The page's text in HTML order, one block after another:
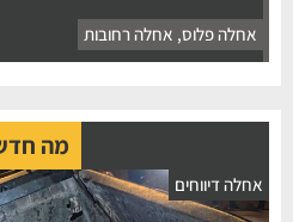
אחלה פלוס, אחלה רחובות
מה
אחלה דיווחים